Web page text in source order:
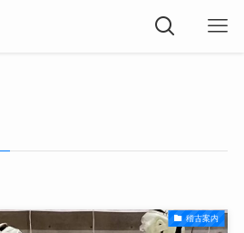
稽古案内